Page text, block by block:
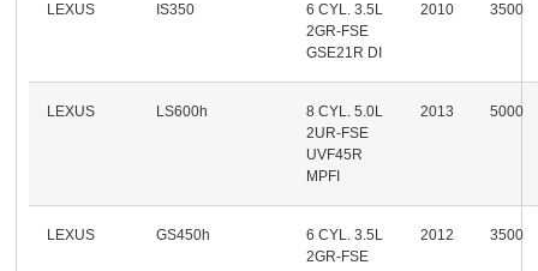
LEXUS IS350
6 CYL. 3.5L
2GR-FSE
GSE21R DI
2010 3500
LEXUS LS600h
8 CYL. 5.0L
2UR-FSE
UVF45R
MPFI
2013 5000
LEXUS GS450h
6 CYL. 3.5L
2GR-FSE
2012 3500